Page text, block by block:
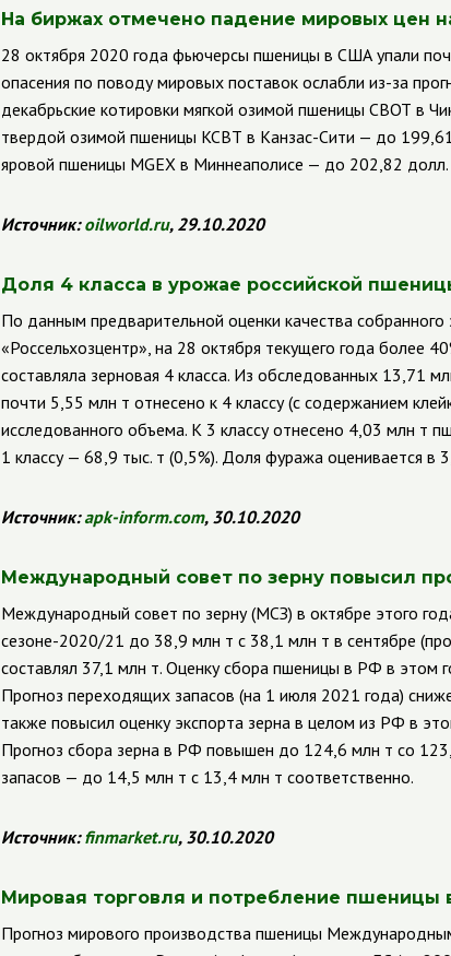
На биржах отмечено падение мировых цен
28 октября 2020 года фьючерсы пшеницы в США упали
опасения по поводу мировых поставок ослабли из-за
декабрьские котировки мягкой озимой пшеницы CBOT в
твердой озимой пшеницы KCBT в Канзас-Сити — до
яровой пшеницы MGEX в Миннеаполисе — до 202,82
Источник:oilworld.ru, 29.10.2020
Доля 4 класса в урожае российской
По данным предварительной оценки качества
«Россельхозцентр», на 28 октября текущего года более
составляла зерновая 4 класса. Из обследованных 13,71
почти 5,55 млн т отнесено к 4 классу (с содержанием
исследованного объема. К 3 классу отнесено 4,03 млн т
1 классу — 68,9 тыс. т (0,5%). Доля фуража оценивается в
Источник:apk-inform.com,30.10.2020
Международный совет по зерну повысил
Международный совет по зерну (МСЗ) в октябре этого
сезоне-2020/21 до 38,9 млн т с 38,1 млн т в сентябре
составлял 37,1 млн т. Оценку сбора пшеницы в РФ в этом
Прогноз переходящих запасов (на 1 июля 2021 года)
также повысил оценку экспорта зерна в целом из РФ в
Прогноз сбора зерна в РФ повышен до 124,6 млн т со
запасов — до 14,5 млн т с 13,4 млн т соответственно.
Источник:finmarket.ru, 30.10.2020
Мировая торговля и потребление пшеницы
Прогноз мирового производства пшеницы